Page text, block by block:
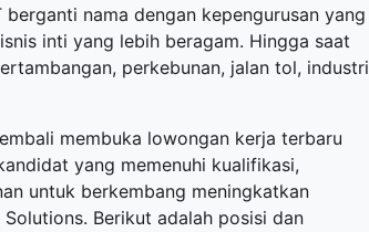
nama dengan kepengurusan yang
inti yang lebih beragam. Hingga saat
perkebunan, jalan tol, industri
membuka lowongan kerja terbaru
yang memenuhi kualifikasi,
untuk berkembang meningkatkan
Berikut adalah posisi dan